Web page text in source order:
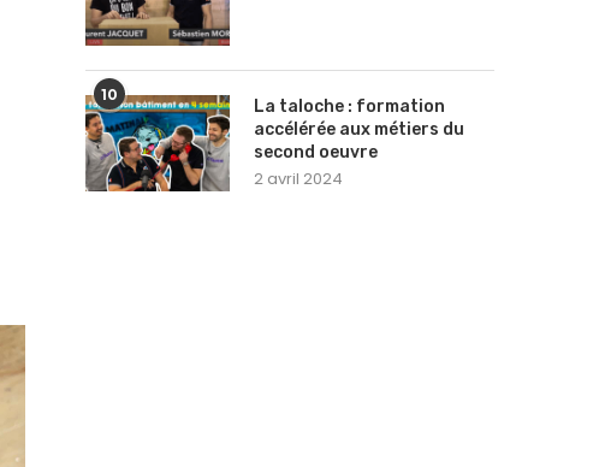
10
La taloche : formation
accélérée aux métiers du
second oeuvre
2 avril 2024